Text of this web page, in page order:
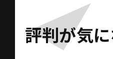
評判が気